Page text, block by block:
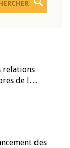
relations
de l…
des